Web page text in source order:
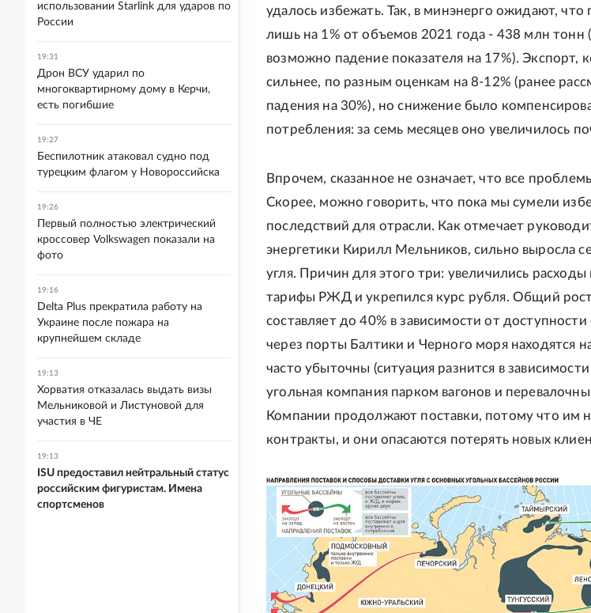
удалось избежать. Так, в минэнерго ожидают, что
лишь на 1% от объемов 2021 года - 438 млн тонн
возможно падение показателя на 17%). Экспорт,
сильнее, по разным оценкам на 8-12% (ранее
падения на 30%), но снижение было
потребления: за семь месяцев оно увеличилось
Впрочем, сказанное не означает, что все
Скорее, можно говорить, что пока мы сумели
последствий для отрасли. Как отмечает
энергетики Кирилл Мельников, сильно выросла
угля. Причин для этого три: увеличились
тарифы РЖД и укрепился курс рубля. Общий
составляет до 40% в зависимости от
через порты Балтики и Черного моря находятся
часто убыточны (ситуация разнится в
угольная компания парком вагонов и
Компании продолжают поставки, потому что им
контракты, и они опасаются потерять новых
использовании Starlink для ударов по
России
19:31
Дрон ВСУ ударил по
многоквартирному дому в Керчи,
есть погибшие
19:27
Беспилотник атаковал судно под
турецким флагом у Новороссийска
19:26
Первый полностью электрический
кроссовер Volkswagen показали на
фото
19:16
Delta Plus прекратила работу на
Украине после пожара на
крупнейшем складе
19:13
Хорватия отказалась выдать визы
Мельниковой и Листуновой для
участия в ЧЕ
19:13
ISU предоставил нейтральный статус
российским фигуристам. Имена
спортсменов